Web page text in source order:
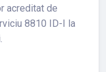
acreditat de
8810 ID-I la